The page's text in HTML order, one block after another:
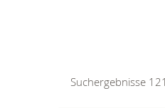
Suchergebnisse